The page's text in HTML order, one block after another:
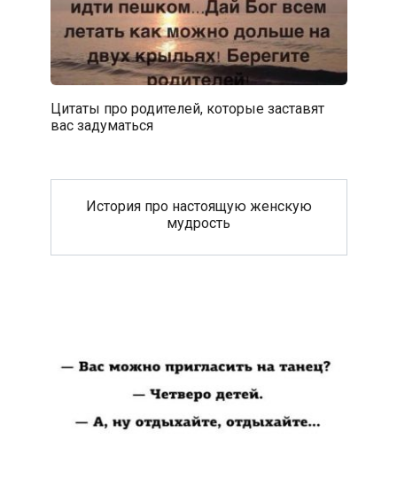
Цитаты про родителей, которые заставят
вас задуматься
История про настоящую женскую
мудрость